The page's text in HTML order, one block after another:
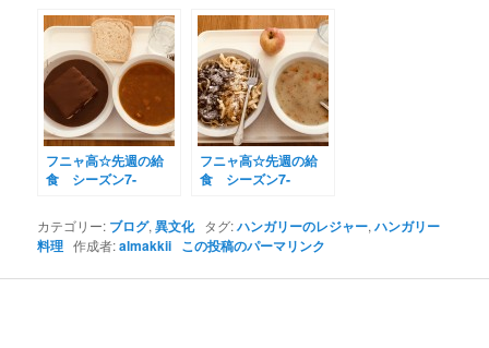
フニャ高☆先週の給
食 シーズン7-
05.13)
フニャ高☆先週の給
食 シーズン7-
カテゴリー: ブログ,異文化タグ:ハンガリーのレジャー,ハンガリー
料理 作成者:almakkii この投稿のパーマリンク